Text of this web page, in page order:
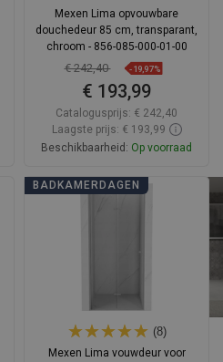
Mexen Lima opvouwbare
douchedeur 85 cm, transparant,
chroom - 856-085-000-01-00
€ 242,40 -19,97%
€ 193,99
Catalogusprijs: € 242,40
Laagste prijs: € 193,99
Beschikbaarheid: Op voorraad
In winkelwagen
BADKAMERDAGEN
(8)
Mexen Lima vouwdeur voor